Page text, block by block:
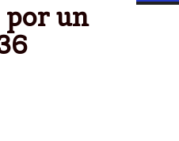
por un